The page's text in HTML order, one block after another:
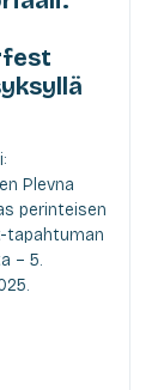
Plevna
perinteisen
tapahtuman
– 5.